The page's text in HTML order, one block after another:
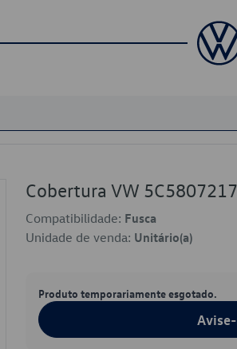
Cobertura VW
Compatibilidade: Fusca
Unidade de venda: Unitário(a)
Produto temporariamente esgotado.